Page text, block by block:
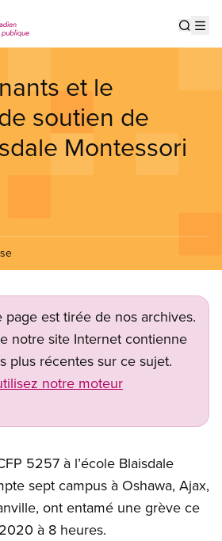
et le
soutien de
Montessori
est tirée de nos archives.
notre site Internet contienne
plus récentes sur ce sujet.
notre moteur
5257 à l’école Blaisdale
sept campus à Oshawa, Ajax,
ont entamé une grève ce
à 8 heures.